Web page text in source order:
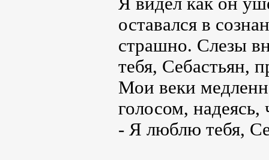
оставался в
страшно. Слезы
тебя, Себастьян,
Мои веки
голосом,
- Я люблю тебя,